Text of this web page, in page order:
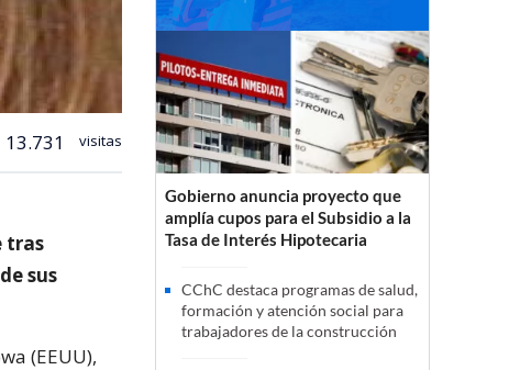
13.731 visitas
tras
sus
(EEUU),
Gobierno anuncia proyecto que
amplía cupos para el Subsidio a la
Tasa de Interés Hipotecaria
CChC destaca programas de salud,
formación y atención social para
trabajadores de la construcción